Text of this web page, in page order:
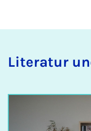
Li­te­ra­tur